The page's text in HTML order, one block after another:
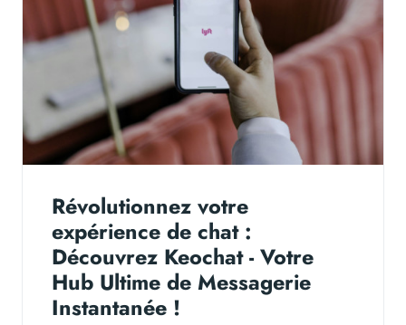
Révolutionnez votre
expérience de chat :
Découvrez Keochat - Votre
Hub Ultime de Messagerie
Instantanée !